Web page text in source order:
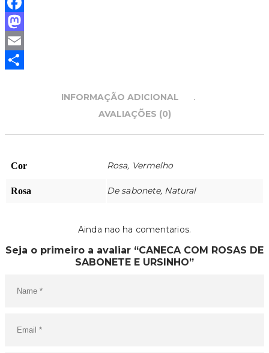
Facebook
Mastodon
Email
INFORMAÇÃO ADICIONAL
AVALIAÇÕES (0)
Cor Rosa, Vermelho
Rosa De sabonete, Natural
Ainda nao ha comentarios.
Seja o primeiro a avaliar “CANECA COM ROSAS DE
SABONETE E URSINHO”